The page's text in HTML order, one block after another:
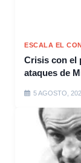
ESCALA EL
Crisis con el
ataques de
5 AGOSTO,